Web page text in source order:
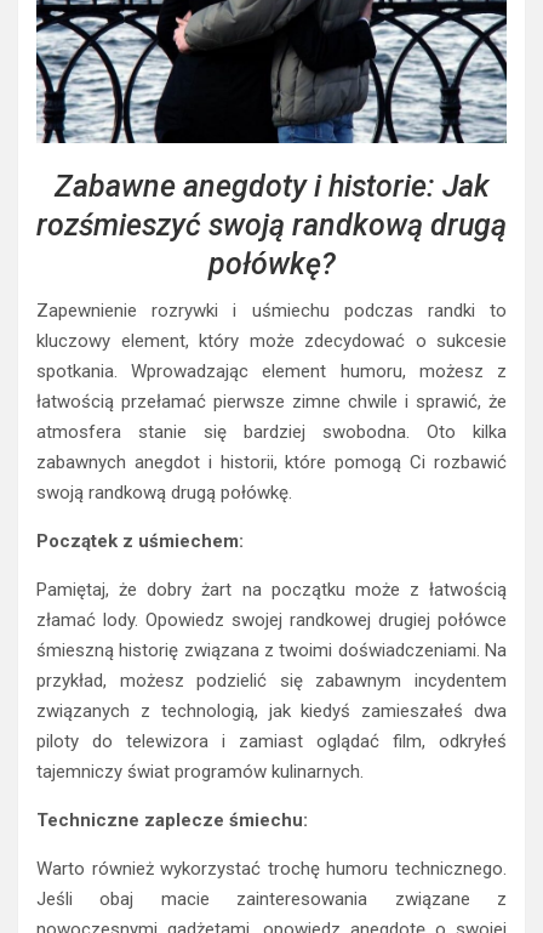
Zabawne anegdoty i historie: Jak
rozśmieszyć swoją randkową drugą
połówkę?
Zapewnienie rozrywki i uśmiechu podczas randki to
kluczowy element, który może zdecydować o sukcesie
spotkania. Wprowadzając element humoru, możesz z
łatwością przełamać pierwsze zimne chwile i sprawić, że
atmosfera stanie się bardziej swobodna. Oto kilka
zabawnych anegdot i historii, które pomogą Ci rozbawić
swoją randkową drugą połówkę.
Początek z uśmiechem:
Pamiętaj, że dobry żart na początku może z łatwością
złamać lody. Opowiedz swojej randkowej drugiej połówce
śmieszną historię związana z twoimi doświadczeniami. Na
przykład, możesz podzielić się zabawnym incydentem
związanych z technologią, jak kiedyś zamieszałeś dwa
piloty do telewizora i zamiast oglądać film, odkryłeś
tajemniczy świat programów kulinarnych.
Techniczne zaplecze śmiechu:
Warto również wykorzystać trochę humoru technicznego.
Jeśli obaj macie zainteresowania związane z